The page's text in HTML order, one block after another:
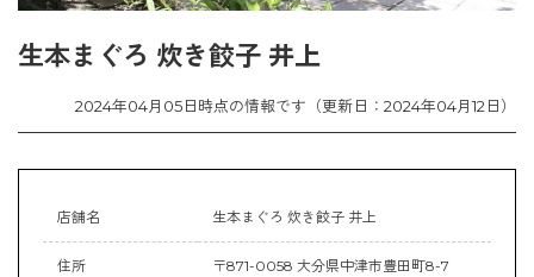
生本まぐろ 炊き餃子 井上
2024年04月05日時点の情報です（更新日：2024年04月12日）
店舗名 生本まぐろ 炊き餃子 井上
住所 〒871-0058 大分県中津市豊田町8-7